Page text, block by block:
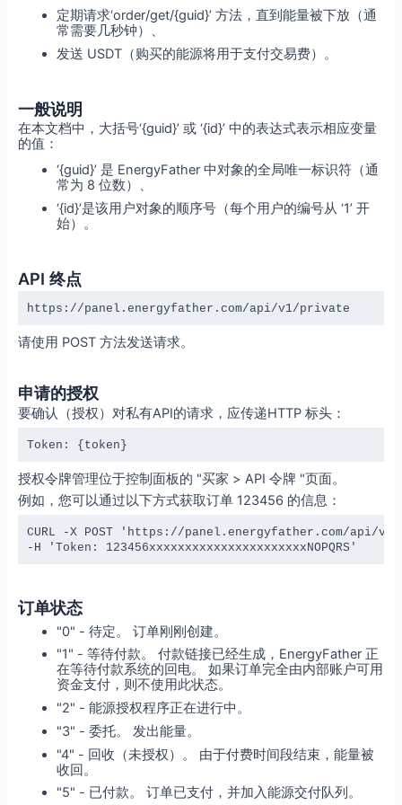
定期请求‘order/get/{guid}’ 方法，直到能量被下放（通
常需要几秒钟）、
发送 USDT（购买的能源将用于支付交易费）。
一般说明
在本文档中，大括号‘{guid}’ 或 ‘{id}’ 中的表达式表示相应变量
的值：
‘{guid}’ 是 EnergyFather 中对象的全局唯一标识符（通
常为 8 位数）、
‘{id}’是该用户对象的顺序号（每个用户的编号从 ‘1’ 开
始）。
API 终点
https://panel.energyfather.com/api/v1/private
请使用 POST 方法发送请求。
申请的授权
要确认（授权）对私有API的请求，应传递HTTP 标头：
Token: {token}
授权令牌管理位于控制面板的 "买家 > API 令牌 "页面。
例如，您可以通过以下方式获取订单 123456 的信息：
CURL -X POST 'https://panel.energyfather.com/api/
-H 'Token: 123456xxxxxxxxxxxxxxxxxxxxxxNOPQRS'
订单状态
"0" - 待定。 订单刚刚创建。
"1" - 等待付款。 付款链接已经生成，EnergyFather 正
在等待付款系统的回电。 如果订单完全由内部账户可用
资金支付，则不使用此状态。
"2" - 能源授权程序正在进行中。
"3" - 委托。 发出能量。
"4" - 回收（未授权）。 由于付费时间段结束，能量被
收回。
"5" - 已付款。 订单已支付，并加入能源交付队列。